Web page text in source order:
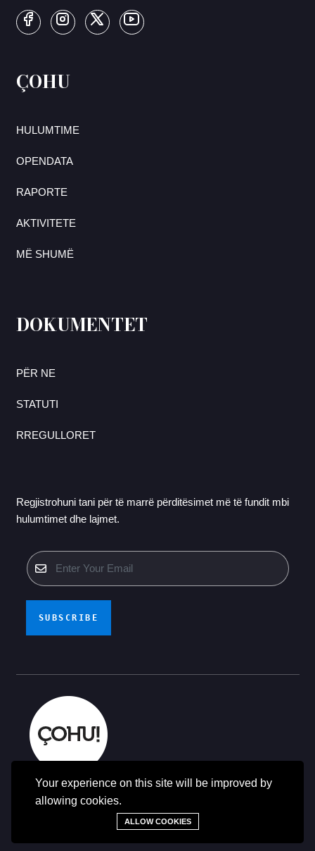
ÇOHU
HULUMTIME
OPENDATA
RAPORTE
AKTIVITETE
MË SHUMË
DOKUMENTET
PËR NE
STATUTI
RREGULLORET
Regjistrohuni tani për të marrë përditësimet më të fundit mbi
hulumtimet dhe lajmet.
SUBSCRIBE
© Të gjitha të drejtat e rezervuara - ÇOHU 2014-2025
Language
Your experience on this site will be improved by
allowing cookies.
ALLOW COOKIES